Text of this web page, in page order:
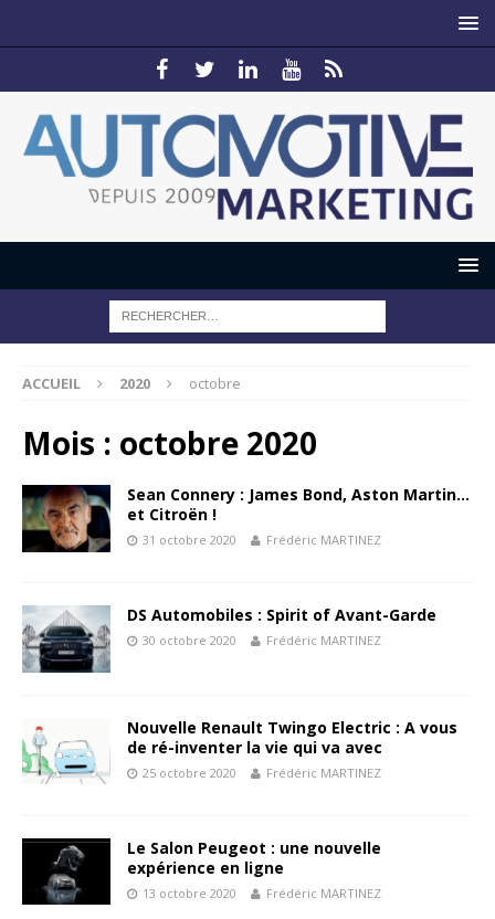
ACCUEIL 2020 octobre
Mois : octobre 2020
Sean Connery : James Bond, Aston Martin…
et Citroën !
31 octobre 2020 Frédéric MARTINEZ
DS Automobiles : Spirit of Avant-Garde
30 octobre 2020 Frédéric MARTINEZ
Nouvelle Renault Twingo Electric : A vous
de ré-inventer la vie qui va avec
25 octobre 2020 Frédéric MARTINEZ
Le Salon Peugeot : une nouvelle
expérience en ligne
13 octobre 2020 Frédéric MARTINEZ